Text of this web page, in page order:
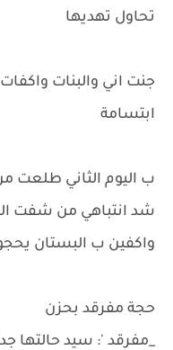
تحاول تهديها
جنت اني والبنات
ابتسامة
ب اليوم الثاني طلعت
شد انتباهي من شفت
واكفين ب البستان
حجة مفرقد بحزن
_مفرقد ': سيد حالتها